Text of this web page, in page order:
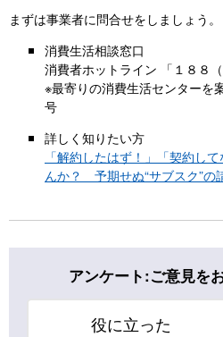
まずは事業者に問合せをしましょう。
消費生活相談窓口
消費者ホットライン 「１８８
※最寄りの消費生活センターを
号
詳しく知りたい方
「解約したはず！」「契約し
んか？ 予期せぬ“サブスク”の
アンケート:ご意見を
役に立った